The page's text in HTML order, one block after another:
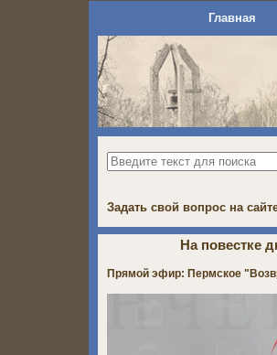
Главная
Задать свой вопрос на
На повестке
Прямой эфир: Пермское